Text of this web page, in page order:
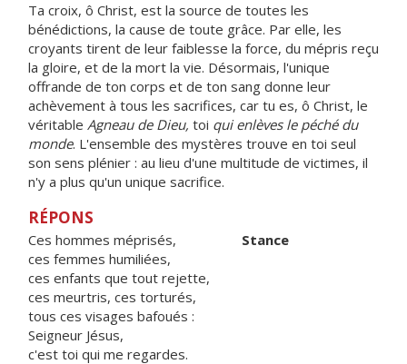
Ta croix, ô Christ, est la source de toutes les
bénédictions, la cause de toute grâce. Par elle, les
croyants tirent de leur faiblesse la force, du mépris reçu
la gloire, et de la mort la vie. Désormais, l'unique
offrande de ton corps et de ton sang donne leur
achèvement à tous les sacrifices, car tu es, ô Christ, le
véritable Agneau de Dieu, toi qui enlèves le péché du
monde. L'ensemble des mystères trouve en toi seul
son sens plénier : au lieu d'une multitude de victimes, il
n'y a plus qu'un unique sacrifice.
RÉPONS
Ces hommes méprisés, Stance
ces femmes humiliées,
ces enfants que tout rejette,
ces meurtris, ces torturés,
tous ces visages bafoués :
Seigneur Jésus,
c'est toi qui me regardes.